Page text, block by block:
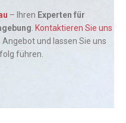
– Ihren Experten für
Kontaktieren Sie uns
und lassen Sie uns
führen.